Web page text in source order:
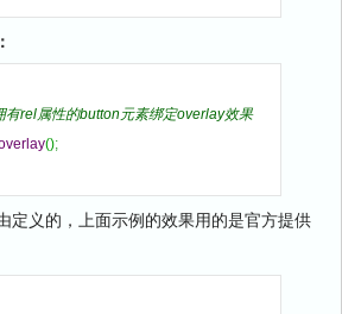
有rel属性的button元素绑定overlay效果
();
义的，上面示例的效果用的是官方提供